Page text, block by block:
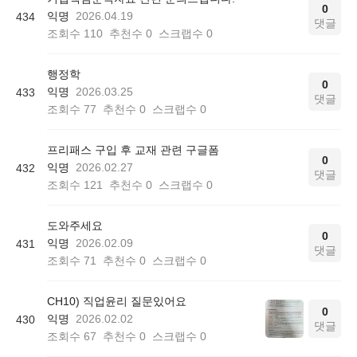
434
익명
2026.04.19
조회수 110 추천수 0 스크랩수 0
0
댓글
433
행정학
익명
2026.03.25
조회수 77 추천수 0 스크랩수 0
0
댓글
432
프리패스 구입 후 교재 관련 구글폼
익명
2026.02.27
조회수 121 추천수 0 스크랩수 0
0
댓글
431
도와주세요
익명
2026.02.09
조회수 71 추천수 0 스크랩수 0
0
댓글
430
CH10) 직업윤리 질문있어요
익명
2026.02.02
조회수 67 추천수 0 스크랩수 0
0
댓글